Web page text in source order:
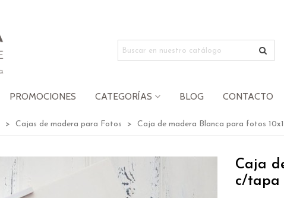
PROMOCIONES CATEGORÍAS BLOG CONTACTO
> Cajas de madera para Fotos > Caja de madera Blanca para fotos
Caja
c/tapa